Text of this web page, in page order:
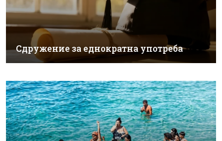
Сдружение за еднократна употреба